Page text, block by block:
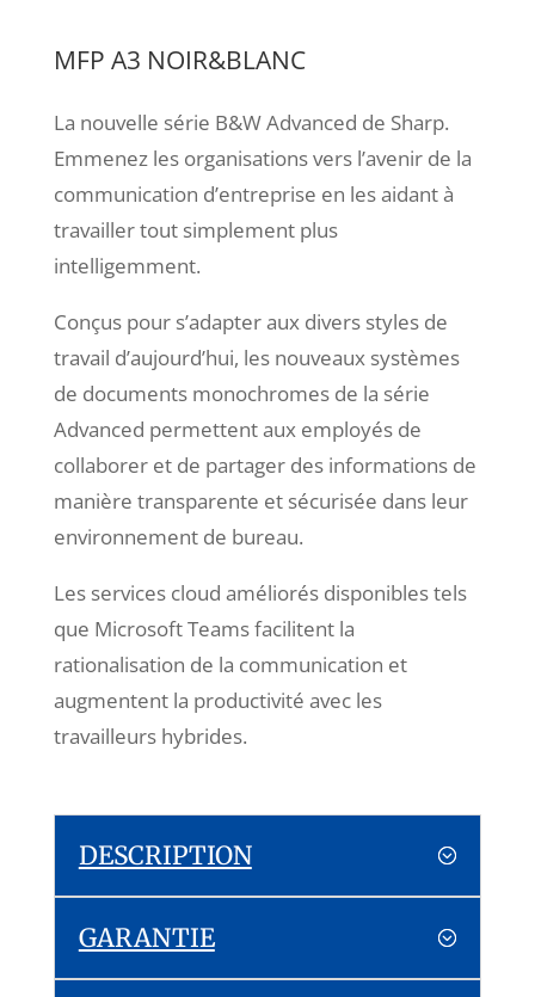
MFP A3 NOIR&BLANC
La nouvelle série B&W Advanced de Sharp.
Emmenez les organisations vers l’avenir de la
communication d’entreprise en les aidant à
travailler tout simplement plus
intelligemment.
Conçus pour s’adapter aux divers styles de
travail d’aujourd’hui, les nouveaux systèmes
de documents monochromes de la série
Advanced permettent aux employés de
collaborer et de partager des informations de
manière transparente et sécurisée dans leur
environnement de bureau.
Les services cloud améliorés disponibles tels
que Microsoft Teams facilitent la
rationalisation de la communication et
augmentent la productivité avec les
travailleurs hybrides.
DESCRIPTION
GARANTIE